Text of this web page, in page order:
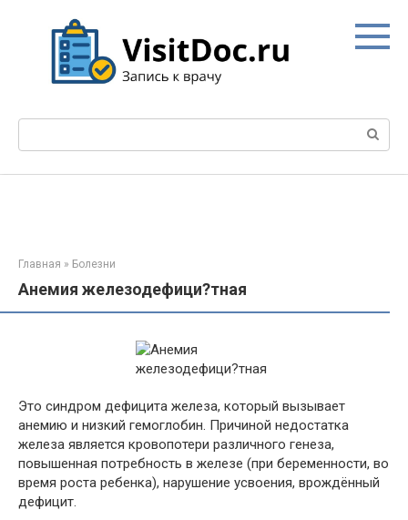
Поиск:
Главная » Болезни
Анемия железодефици?тная
Это синдром дефицита железа, который вызывает
анемию и низкий гемоглобин. Причиной недостатка
железа является кровопотери различного генеза,
повышенная потребность в железе (при беременности, во
время роста ребенка), нарушение усвоения, врождённый
дефицит.